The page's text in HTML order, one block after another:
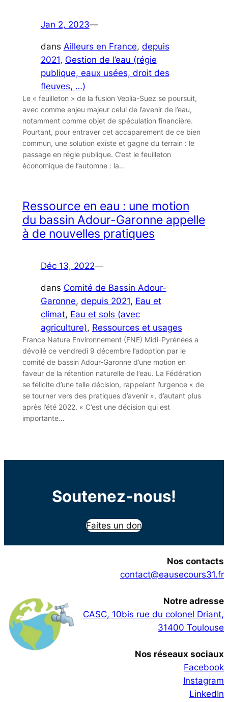
Jan 2, 2023—
dans Ailleurs en France, depuis
2021, Gestion de l’eau (régie
publique, eaux usées, droit des
fleuves, …)
Le « feuilleton » de la fusion Veolia-Suez se poursuit,
avec comme enjeu majeur celui de l’avenir de l’eau,
notamment comme objet de spéculation financière.
Pourtant, pour entraver cet accaparement de ce bien
commun, une solution existe et gagne du terrain : le
passage en régie publique. C’est le feuilleton
économique de l’automne : la…
Ressource en eau : une motion
du bassin Adour-Garonne appelle
à de nouvelles pratiques
Déc 13, 2022—
dans Comité de Bassin Adour-
Garonne, depuis 2021, Eau et
climat, Eau et sols (avec
agriculture), Ressources et usages
France Nature Environnement (FNE) Midi-Pyrénées a
dévoilé ce vendredi 9 décembre l’adoption par le
comité de bassin Adour-Garonne d’une motion en
faveur de la rétention naturelle de l’eau. La Fédération
se félicite d’une telle décision, rappelant l’urgence « de
se tourner vers des pratiques d’avenir », d’autant plus
après l’été 2022. « C’est une décision qui est
importante…
Soutenez-nous!
Faites un don
Nos contacts
contact@eausecours31.fr
Notre adresse
CASC, 10bis rue du colonel Driant,
31400 Toulouse
Nos réseaux sociaux
Facebook
Instagram
LinkedIn